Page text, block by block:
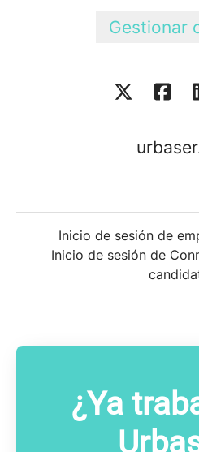
Gestionar
Inicio de sesión de
Inicio de sesión de
¿Ya